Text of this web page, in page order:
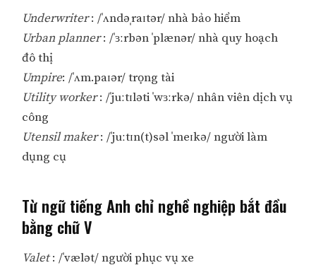
Underwriter: /ˈʌndəˌraɪtər/ nhà bảo hiểm
Urban planner: /ˈɜːrbən ˈplænər/ nhà quy hoạch
đô thị
Umpire: /ˈʌm.paɪər/ trọng tài
Utility worker: /ˈjuːtɪləti ˈwɜːrkə/ nhân viên dịch vụ
công
Utensil maker: /ˈjuːtɪn(t)səl ˈmeɪkə/ người làm
dụng cụ
Từ ngữ tiếng Anh chỉ nghề nghiệp bắt đầu
bằng chữ V
Valet: /ˈvælət/ người phục vụ xe